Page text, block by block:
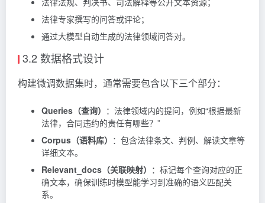
法律专家撰写的问答或评论；
通过大模型自动生成的法律领域问答对。
3.2 数据格式设计
构建微调数据集时，通常需要包含以下三个部分：
Queries（查询） ：法律领域内的提问，例如“根据最新
法律，合同违约的责任有哪些？”
Corpus（语料库） ：包含法律条文、判例、解读文章等
详细文本。
Relevant_docs（关联映射） ：标记每个查询对应的正
确文本，确保训练时模型能学习到准确的语义匹配关
系。